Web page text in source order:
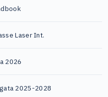
Laser Int.
2026
2025-2028